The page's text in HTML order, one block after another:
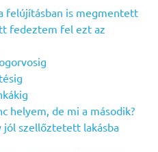
felújításban is megmentett
fedeztem fel ezt az
helyem, de mi a második?
szellőztetett lakásba